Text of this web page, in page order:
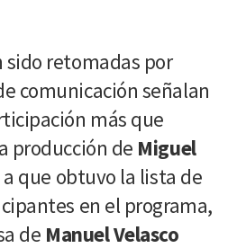
sido retomadas por
comunicación señalan
más que
producción de Miguel
a que obtuvo la lista de
en el programa,
de Manuel Velasco